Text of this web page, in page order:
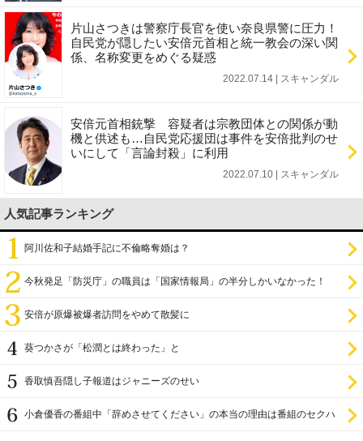
片山さつきは警察庁長官を使い奈良県警に圧力！
自民党が隠したい安倍元首相と統一教会の深い関
係、名称変更をめぐる疑惑
2022.07.14 | スキャンダル
安倍元首相銃撃 容疑者は宗教団体との関係が動
機と供述も…自民党応援団は事件を安倍批判のせ
いにして「言論封殺」に利用
2022.07.10 | スキャンダル
人気記事ランキング
阿川佐和子結婚手記に不倫略奪婚は？
今秋発足「防災庁」の職員は「国家情報局」の半分しかいなかった！
安倍が原爆被爆者訪問をやめて散髪に
葵つかさが「松潤とは終わった」と
香取慎吾隠し子報道はジャニーズのせい
小倉優香の番組中「辞めさせてください」の本当の理由は番組のセクハ